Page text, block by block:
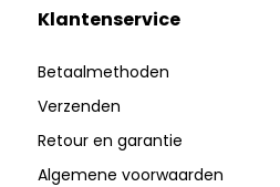
Klantenservice
Betaalmethoden
Verzenden
Retour en garantie
Algemene voorwaarden